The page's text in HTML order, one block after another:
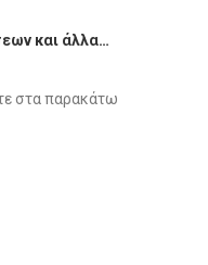
και άλλα…
στα παρακάτω